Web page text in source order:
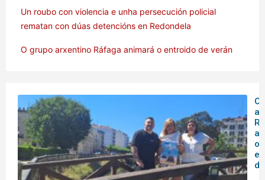
Un roubo con violencia e unha persecución policial
rematan con dúas detencións en Redondela
O grupo arxentino Ráfaga animará o entroido de verán
O
o